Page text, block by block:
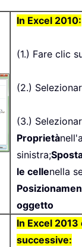
In Excel 2010:
(1.) Fare clic
(2.)
(3.)
Proprietà
sinistra;
le cellenella
oggetto
In Excel
successive: